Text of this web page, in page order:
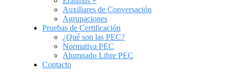
Auxiliares de Conversación
Agrupaciones
Pruebas de Certificación
¿Qué son las PEC?
Normativa PEC
Alumnado Libre PEC
Contacto